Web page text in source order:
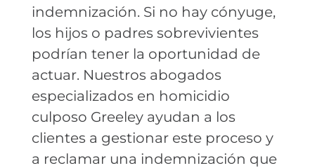
indemnización. Si no hay cónyuge,
los hijos o padres sobrevivientes
podrían tener la oportunidad de
actuar. Nuestros abogados
especializados en homicidio
culposo Greeley ayudan a los
clientes a gestionar este proceso y
a reclamar una indemnización que